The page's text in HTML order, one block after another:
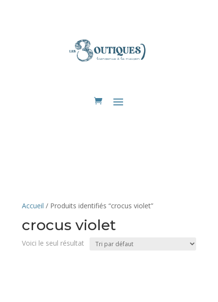
Accueil / Produits identifiés “crocus violet”
crocus violet
Voici le seul résultat